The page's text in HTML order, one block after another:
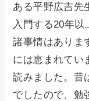
ある平野広吉先
入門する20年
諸事情はありま
には恵まれてい
読みました。昔
でしたので、勉